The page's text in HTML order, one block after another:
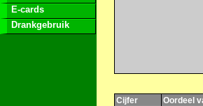
E-cards
Drankgebruik
Cijfer Oordeel